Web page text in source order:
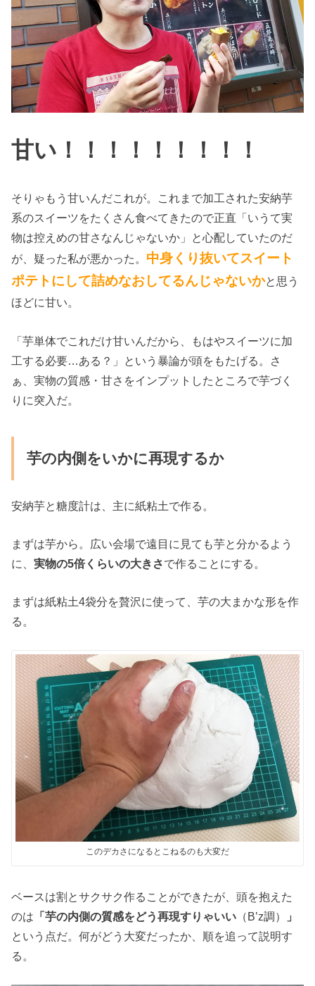
甘い！！！！！！！！！
そりゃもう甘いんだこれが。これまで加工された安納芋
系のスイーツをたくさん食べてきたので正直「いうて実
物は控えめの甘さなんじゃないか」と心配していたのだ
が、疑った私が悪かった。 中身くり抜いてスイート
ポテトにして詰めなおしてるんじゃないかと思う
ほどに甘い。
「芋単体でこれだけ甘いんだから、もはやスイーツに加
工する必要…ある？」という暴論が頭をもたげる。さ
ぁ、実物の質感・甘さをインプットしたところで芋づく
りに突入だ。
芋の内側をいかに再現するか
安納芋と糖度計は、主に紙粘土で作る。
まずは芋から。広い会場で遠目に見ても芋と分かるよう
に、実物の5倍くらいの大きさで作ることにする。
まずは紙粘土4袋分を贅沢に使って、芋の大まかな形を作
る。
このデカさになるとこねるのも大変だ
ベースは割とサクサク作ることができたが、頭を抱えた
のは 「芋の内側の質感をどう再現すりゃいい （B’z調）
」
という点だ。何がどう大変だったか、順を追って説明す
る。